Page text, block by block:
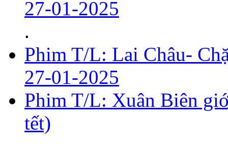
27-01-2025
.
Phim T/L: Lai Châu-
27-01-2025
Phim T/L: Xuân Biên
tết)